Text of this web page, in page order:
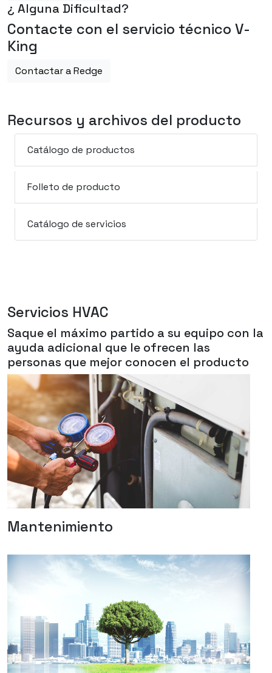
¿ Alguna Dificultad?
Contacte con el servicio técnico V-
King
Contactar a Redge
Recursos y archivos del producto
Catálogo de productos
Folleto de producto
Catálogo de servicios
Servicios HVAC
Saque el máximo partido a su equipo con la
ayuda adicional que le ofrecen las
personas que mejor conocen el producto
Mantenimiento